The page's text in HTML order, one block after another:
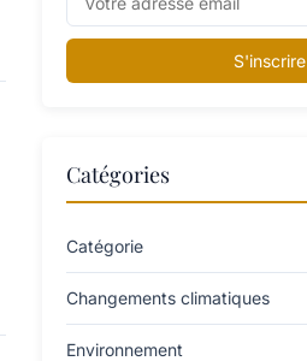
S'inscrire
Catégories
Catégorie
Changements climatiques
Environnement